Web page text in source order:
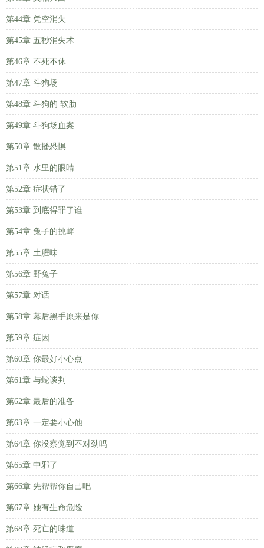
第44章 凭空消失
第45章 五秒消失术
第46章 不死不休
第47章 斗狗场
第48章 斗狗的 软肋
第49章 斗狗场血案
第50章 散播恐惧
第51章 水里的眼睛
第52章 症状错了
第53章 到底得罪了谁
第54章 兔子的挑衅
第55章 土腥味
第56章 野兔子
第57章 对话
第58章 幕后黑手原来是你
第59章 症因
第60章 你最好小心点
第61章 与蛇谈判
第62章 最后的准备
第63章 一定要小心他
第64章 你没察觉到不对劲吗
第65章 中邪了
第66章 先帮帮你自己吧
第67章 她有生命危险
第68章 死亡的味道